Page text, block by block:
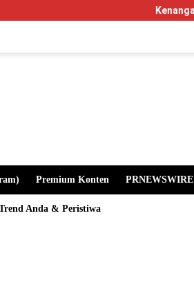
Kenangan Lama di
Premium Konten PRNEWSWIRE
Anda & Peristiwa